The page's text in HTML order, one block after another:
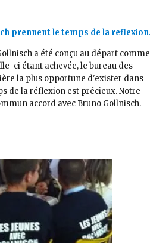
prennent le temps de la
a été conçu au départ comme
ci étant achevée, le bureau des
la plus opportune d'exister dans
de la réflexion est précieux. Notre
accord avec Bruno Gollnisch.